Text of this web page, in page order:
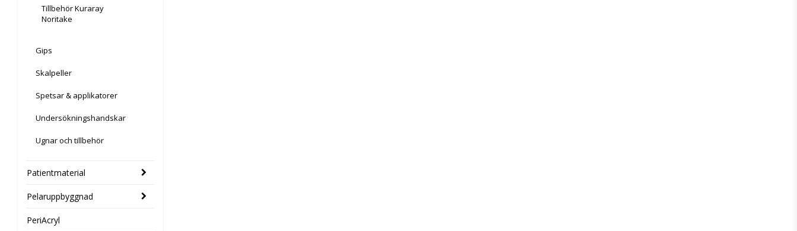
Tillbehör Kuraray
Noritake
Gips
Skalpeller
Spetsar & applikatorer
Undersökningshandskar
Ugnar och tillbehör
Patientmaterial
Pelaruppbyggnad
PeriAcryl